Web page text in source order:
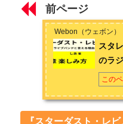
スターダスト・レビュー
ら厳選】
第3章 スターダスト・レビ
スタレビの楽しみ方① 【根
スタレビの楽しみ方② 【他
前ページ
Webon（ウェボン）
スタ
のラ
この
『スターダスト・レ